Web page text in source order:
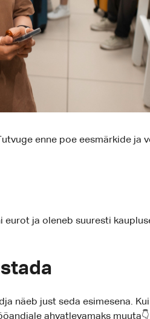
enne poe eesmärkide ja
ja oleneb suuresti
näeb just seda esimesena.
ahvatlevamaks